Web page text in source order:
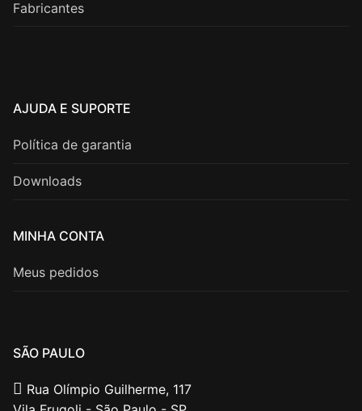
Fabricantes
AJUDA E SUPORTE
Política de garantia
Downloads
MINHA CONTA
Meus pedidos
SÃO PAULO
Rua Olímpio Guilherme, 117